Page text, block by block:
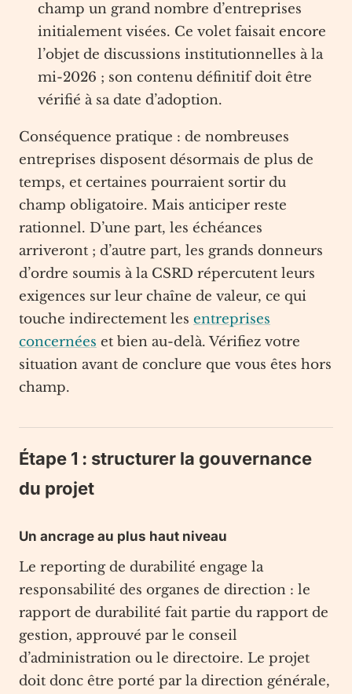
champ un grand nombre d’entreprises
initialement visées. Ce volet faisait encore
l’objet de discussions institutionnelles à la
mi-2026 ; son contenu définitif doit être
vérifié à sa date d’adoption.
Conséquence pratique : de nombreuses
entreprises disposent désormais de plus de
temps, et certaines pourraient sortir du
champ obligatoire. Mais anticiper reste
rationnel. D’une part, les échéances
arriveront ; d’autre part, les grands donneurs
d’ordre soumis à la CSRD répercutent leurs
exigences sur leur chaîne de valeur, ce qui
touche indirectement les entreprises
concernées et bien au-delà. Vérifiez votre
situation avant de conclure que vous êtes hors
champ.
Étape 1 : structurer la gouvernance
du projet
Un ancrage au plus haut niveau
Le reporting de durabilité engage la
responsabilité des organes de direction : le
rapport de durabilité fait partie du rapport de
gestion, approuvé par le conseil
d’administration ou le directoire. Le projet
doit donc être porté par la direction générale,